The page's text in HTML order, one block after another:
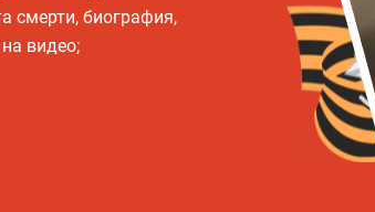
смерти, биография,
видео;